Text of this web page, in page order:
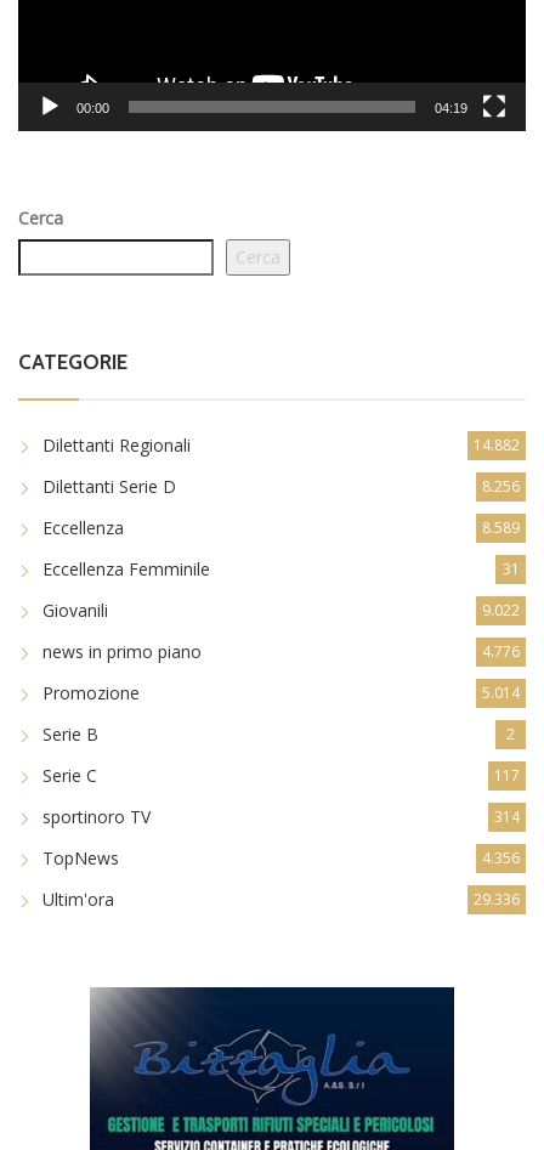
00:00 04:19
Cerca
Cerca
CATEGORIE
Dilettanti Regionali 14.882
Dilettanti Serie D 8.256
Eccellenza 8.589
Eccellenza Femminile 31
Giovanili 9.022
news in primo piano 4.776
Promozione 5.014
Serie B 2
Serie C 117
sportinoro TV 314
TopNews 4.356
Ultim'ora 29.336